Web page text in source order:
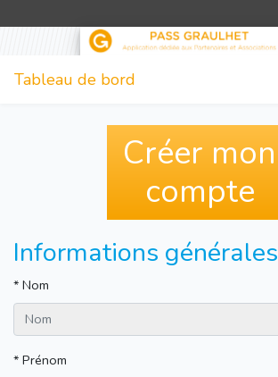
Tableau de bord
Créer mon
compte
Informations générales
* Nom
* Prénom